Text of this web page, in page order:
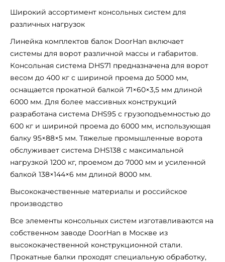
Широкий ассортимент консольных систем для
различных нагрузок
Линейка комплектов балок DoorHan включает
системы для ворот различной массы и габаритов.
Консольная система DHS71 предназначена для ворот
весом до 400 кг с шириной проема до 5000 мм,
оснащается прокатной балкой 71×60×3,5 мм длиной
6000 мм. Для более массивных конструкций
разработана система DHS95 с грузоподъемностью до
600 кг и шириной проема до 6000 мм, использующая
балку 95×88×5 мм. Тяжелые промышленные ворота
обслуживает система DHS138 с максимальной
нагрузкой 1200 кг, проемом до 7000 мм и усиленной
балкой 138×144×6 мм длиной 8000 мм.
Высококачественные материалы и российское
производство
Все элементы консольных систем изготавливаются на
собственном заводе DoorHan в Москве из
высококачественной конструкционной стали.
Прокатные балки проходят специальную обработку,